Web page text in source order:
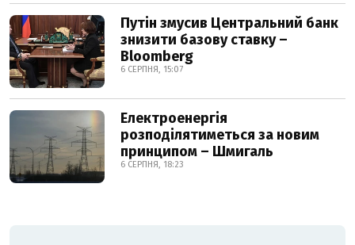
Путін змусив Центральний банк
знизити базову ставку –
Bloomberg
6 СЕРПНЯ, 15:07
Електроенергія
розподілятиметься за новим
принципом – Шмигаль
6 СЕРПНЯ, 18:23